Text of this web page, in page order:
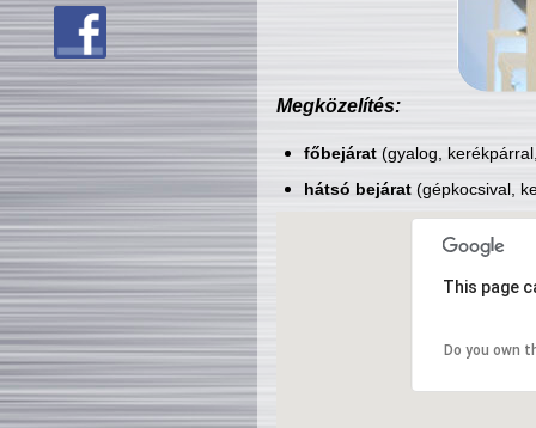
Megközelítés:
főbejárat(gyalog,
hátsó bejárat(gépkocsival,
This page
Do you own